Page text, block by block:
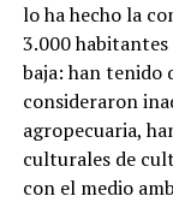
lo ha hecho la
3.000 habitantes
baja: han tenido
consideraron
agropecuaria,
culturales de
con el medio